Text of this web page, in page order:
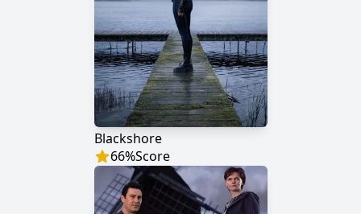
Blackshore
66%Score